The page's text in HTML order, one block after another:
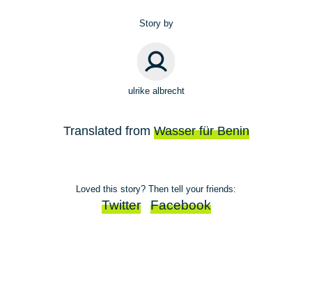
Story by
ulrike albrecht
Translated from Wasser für Benin
Loved this story? Then tell your friends:
Twitter Facebook